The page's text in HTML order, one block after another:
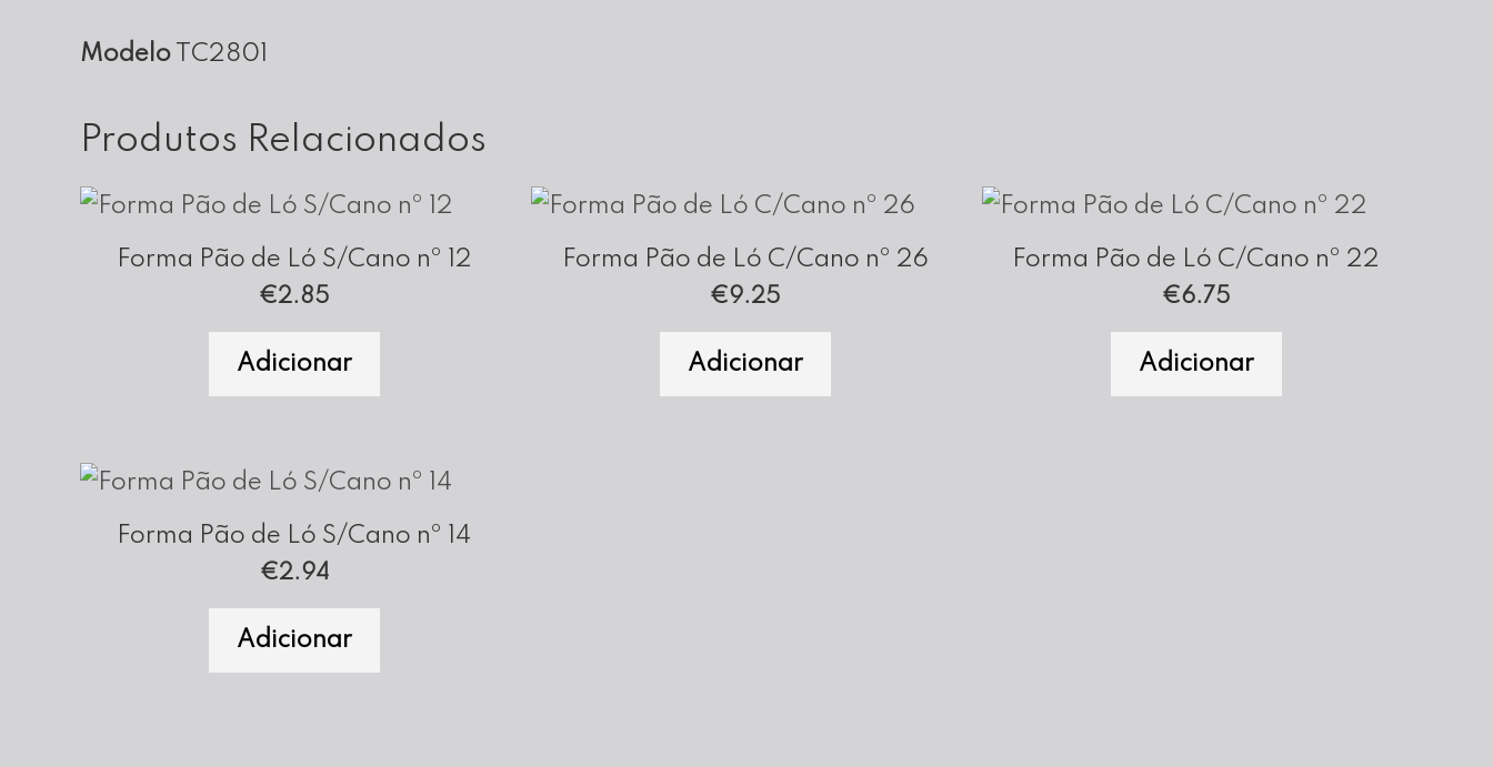
Modelo TC2801
Produtos Relacionados
Forma Pão de Ló S/Cano nº 12
€2.85
Adicionar
Forma Pão de Ló C/Cano nº 26
€9.25
Adicionar
Forma Pão de Ló C/Cano nº 22
€6.75
Adicionar
Forma Pão de Ló S/Cano nº 14
€2.94
Adicionar